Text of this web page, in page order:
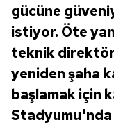
gücüne
istiyor. Öte
teknik
yeniden şaha
başlamak için